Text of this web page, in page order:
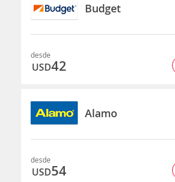
Budget
desde
USD42
Alamo
desde
USD54